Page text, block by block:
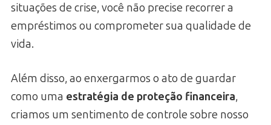
situações de crise, você não precise recorrer a
empréstimos ou comprometer sua qualidade de
vida.
Além disso, ao enxergarmos o ato de guardar
como uma estratégia de proteção financeira,
criamos um sentimento de controle sobre nosso